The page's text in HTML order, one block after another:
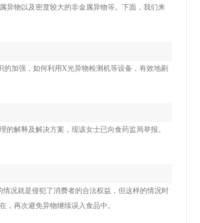
异物以及密度较大的非金属异物等。下面，我们来
加强，如何利用X光异物检测机等设备，有效地剔
解释及解决方案，现该女士已向食药监局举报。
况就是侵犯了消费者的合法权益，但这样的情况时
再次避免异物继续误入食品中。